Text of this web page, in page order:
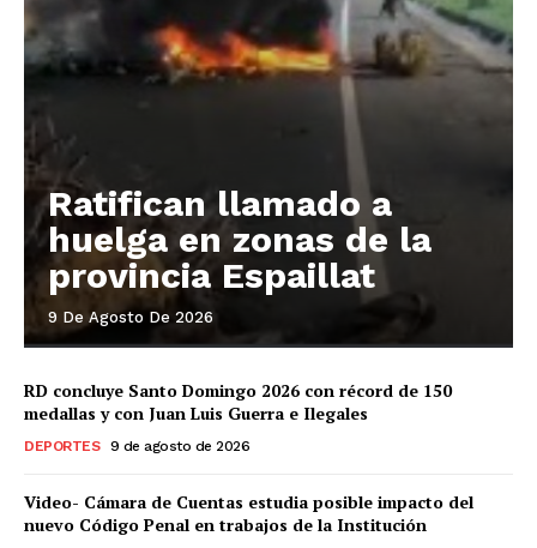
Ratifican llamado a
huelga en zonas de la
provincia Espaillat
9 De Agosto De 2026
RD concluye Santo Domingo 2026 con récord de 150
medallas y con Juan Luis Guerra e Ilegales
DEPORTES 9 de agosto de 2026
Video- Cámara de Cuentas estudia posible impacto del
nuevo Código Penal en trabajos de la Institución